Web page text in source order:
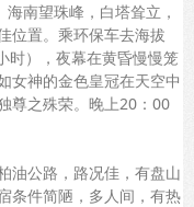
南望珠峰，白塔耸立，
位置。乘环保车去海拔
时），夜幕在黄昏慢慢笼
女神的金色皇冠在天空中
尊之殊荣。晚上20：00
油公路，路况佳，有盘山
条件简陋，多人间，有热